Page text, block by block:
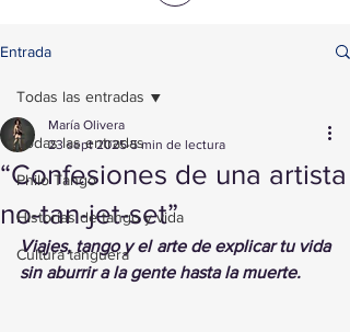
Entrada
Todas las entradas
Philo Tango
Historias de tango y vida
Cultura tanguera
Todas las entradas
“Confesiones de una artista
no-tan-jet-set”
María Olivera
23 sept 2025 5 min de lectura
Viajes, tango y el arte de explicar tu vida
sin aburrir a la gente hasta la muerte.